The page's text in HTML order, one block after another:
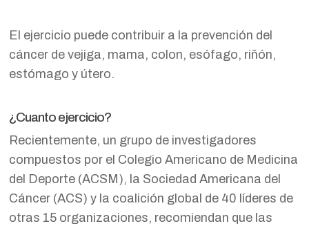
El ejercicio puede contribuir a la prevención del
cáncer de vejiga, mama, colon, esófago, riñón,
estómago y útero.
¿Cuanto ejercicio?
Recientemente, un grupo de investigadores
compuestos por el Colegio Americano de Medicina
del Deporte (ACSM), la Sociedad Americana del
Cáncer (ACS) y la coalición global de 40 líderes de
otras 15 organizaciones, recomiendan que las